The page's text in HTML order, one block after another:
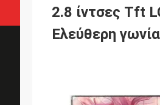
2.8 ίντσες Tft
Ελεύθερη